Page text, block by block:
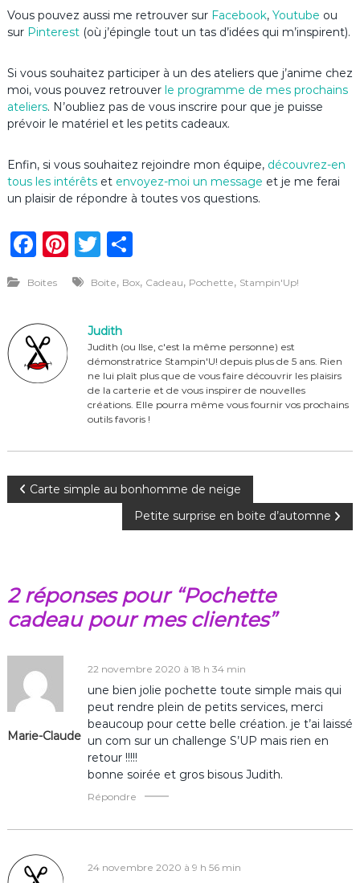
Vous pouvez aussi me retrouver sur Facebook, Youtube ou
sur Pinterest (où j’épingle tout un tas d’idées qui m’inspirent).
Si vous souhaitez participer à un des ateliers que j’anime chez
moi, vous pouvez retrouver le programme de mes prochains
ateliers. N’oubliez pas de vous inscrire pour que je puisse
prévoir le matériel et les petits cadeaux.
Enfin, si vous souhaitez rejoindre mon équipe, découvrez-en
tous les intérêtset envoyez-moi un message et je me ferai
un plaisir de répondre à toutes vos questions.
F
c
e
b
o
Pi
n
te
re
st
T
it
te
r
P
ta
er
Boites Boite, Box, Cadeau, Pochette, Stampin'Up!
Judith
Judith (ou Ilse, c'est la même personne) est
démonstratrice Stampin'U! depuis plus de 5 ans. Rien
ne lui plaît plus que de vous faire découvrir les plaisirs
de la carterie et de vous inspirer de nouvelles
créations. Elle pourra même vous fournir vos prochains
outils favoris !
N
i
t
i
d
Carte simple au bonhomme de neige
Petite surprise en boite d’automne
2 réponses pour “Pochette
cadeau pour mes clientes”
Marie-Claude
22 novembre 2020 à 18 h 34 min
une bien jolie pochette toute simple mais qui
peut rendre plein de petits services, merci
beaucoup pour cette belle création. je t’ai laissé
un com sur un challenge S’UP mais rien en
retour !!!!!
bonne soirée et gros bisous Judith.
Répondre
24 novembre 2020 à 9 h 56 min